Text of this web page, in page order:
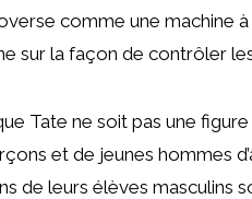
comme une machine à
sur la façon de contrôler
Tate ne soit pas une
et de jeunes hommes
de leurs élèves masculins